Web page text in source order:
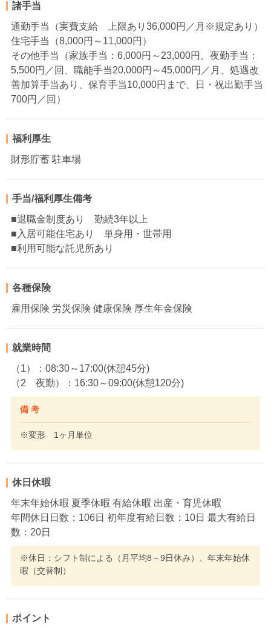
諸手当
通勤手当（実費支給 上限あり36,000円／月※規定あり）
住宅手当（8,000円～11,000円）
その他手当（家族手当：6,000円～23,000円、夜勤手当：
5,500円／回、職能手当20,000円～45,000円／月、処遇改
善加算手当あり、保育手当10,000円まで、日・祝出勤手当
700円／回）
福利厚生
財形貯蓄 駐車場
手当/福利厚生備考
■退職金制度あり 勤続3年以上
■入居可能住宅あり 単身用・世帯用
■利用可能な託児所あり
各種保険
雇用保険 労災保険 健康保険 厚生年金保険
就業時間
（1）：08:30～17:00(休憩45分)
（2 夜勤）：16:30～09:00(休憩120分)
備 考
※変形 1ヶ月単位
休日休暇
年末年始休暇 夏季休暇 有給休暇 出産・育児休暇
年間休日日数：106日 初年度有給日数：10日 最大有給日
数：20日
※休日：シフト制による（月平均8～9日休み）、年末年始休
暇（交替制）
ポイント